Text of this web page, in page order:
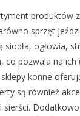
produktów
sprzęt
ogłowia,
co pozwala na
konne
są również